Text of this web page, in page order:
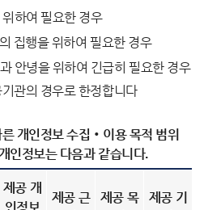
하여 필요한 경우
집행을 위하여 필요한 경우
안녕을 위하여 긴급히 필요한 경우
관의 경우로 한정합니다
개인정보 수집‧이용 목적 범위
인정보는 다음과 같습니다.
제공 개
인정보
제공 근
제공 목
제공 기